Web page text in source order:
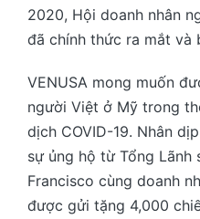
2020, Hội doanh nhân
đã chính thức ra mắt và
VENUSA mong muốn
người Việt ở Mỹ trong
dịch COVID-19. Nhân
sự ủng hộ từ Tổng Lãnh
Francisco cùng doanh
được gửi tặng 4,000